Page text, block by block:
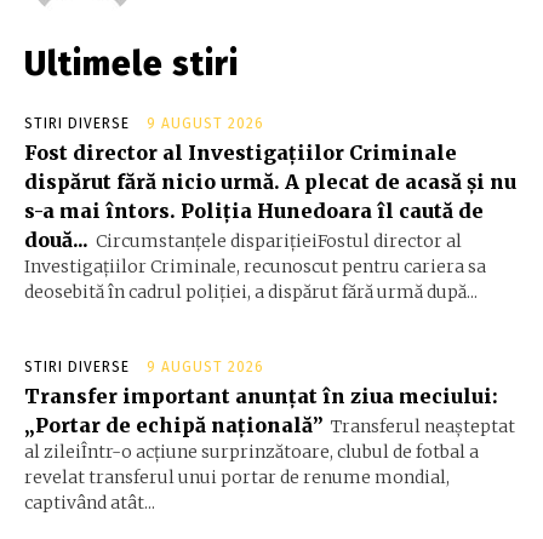
Ultimele stiri
STIRI DIVERSE 9 AUGUST 2026
Fost director al Investigațiilor Criminale
dispărut fără nicio urmă. A plecat de acasă și nu
s-a mai întors. Poliția Hunedoara îl caută de
două... Circumstanțele disparițieiFostul director al
Investigațiilor Criminale, recunoscut pentru cariera sa
deosebită în cadrul poliției, a dispărut fără urmă după...
STIRI DIVERSE 9 AUGUST 2026
Transfer important anunțat în ziua meciului:
„Portar de echipă națională” Transferul neașteptat
al zileiÎntr-o acțiune surprinzătoare, clubul de fotbal a
revelat transferul unui portar de renume mondial,
captivând atât...